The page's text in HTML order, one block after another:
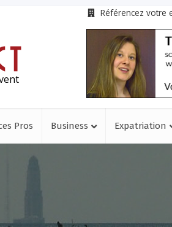
Référencez votre
Pros Business Expatriation